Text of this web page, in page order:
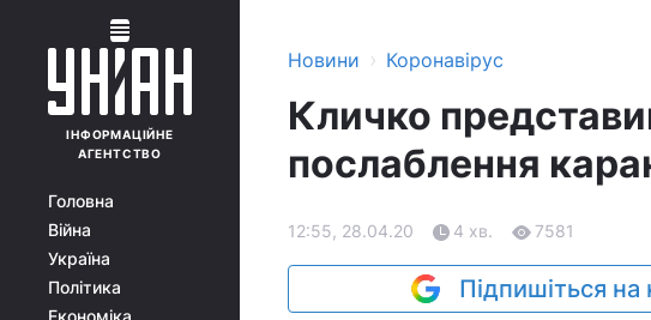
ІНФОРМАЦІЙНЕ
АГЕНТСТВО
Головна
Війна
Україна
Політика
Економіка
Новини › Коронавірус
Кличко
послаблення
12:55, 28.04.20 4 хв. 7581
Підпишіться на